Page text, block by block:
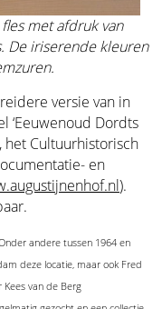
met afdruk van
De iriserende kleuren
versie van in
‘Eeuwenoud Dordts
het Cultuurhistorisch
en
).
andere tussen 1964 en
deze locatie, maar ook Fred
van de Berg